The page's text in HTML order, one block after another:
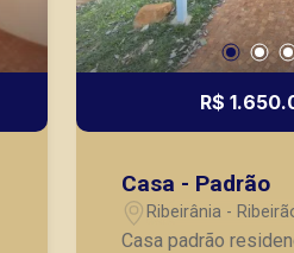
CRECI
(16)
R$
Casa - Padrão
Ribeirânia -
Casa padrão